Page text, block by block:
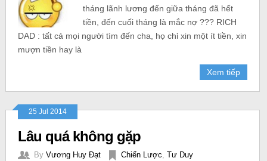
tháng lãnh lương đến giữa tháng đã hết
tiền, đến cuối tháng là mắc nợ ??? RICH
DAD : tất cả mọi người tìm đến cha, họ chỉ xin một ít tiền, xin
mượn tiền hay là
Xem tiếp
25 Jul 2014
Lâu quá không gặp
By Vương Huy Đạt Chiến Lược Tư Duy